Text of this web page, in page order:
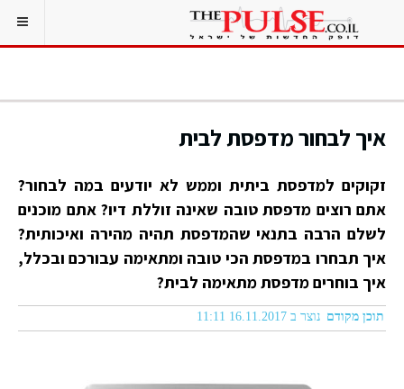
איך לבחור מדפסת לבית
זקוקים למדפסת ביתית וממש לא יודעים במה לבחור?
אתם רוצים מדפסת טובה שאינה זוללת דיו? אתם מוכנים
לשלם הרבה בתנאי שהמדפסת תהיה מהירה ואיכותית?
איך תבחרו במדפסת הכי טובה ומתאימה עבורכם ובכלל,
איך בוחרים מדפסת מתאימה לבית?
תוכן מקודם נוצר ב 16.11.2017 11:11